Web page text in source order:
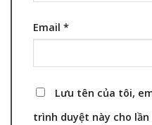
Email *
Lưu tên của tôi,
trình duyệt này cho